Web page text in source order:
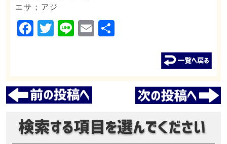
エサ；アジ
Facebook
Twitter
LineEmail